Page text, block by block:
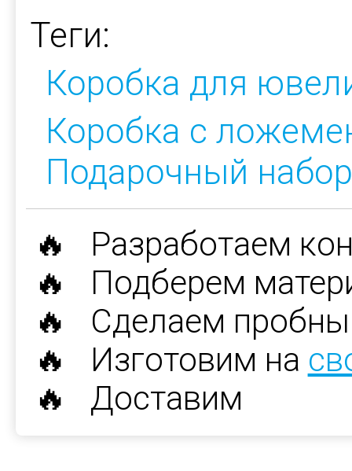
Теги:
Коробка для
Коробка с
Подарочный набор
🔥 Разработаем
🔥 Подберем
🔥 Сделаем
🔥 Изготовим на
🔥 Доставим